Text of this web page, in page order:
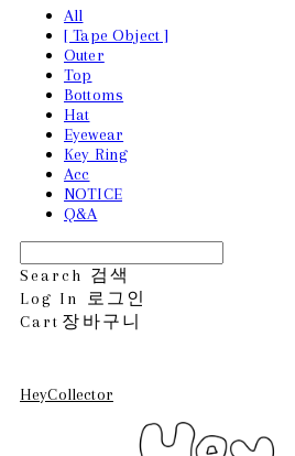
All
[ Tape Object ]
Outer
Top
Bottoms
Hat
Eyewear
Key Ring
Acc
NOTICE
Q&A
Search 검색
Log In
로그인
Cart 장바구니
HeyCollector